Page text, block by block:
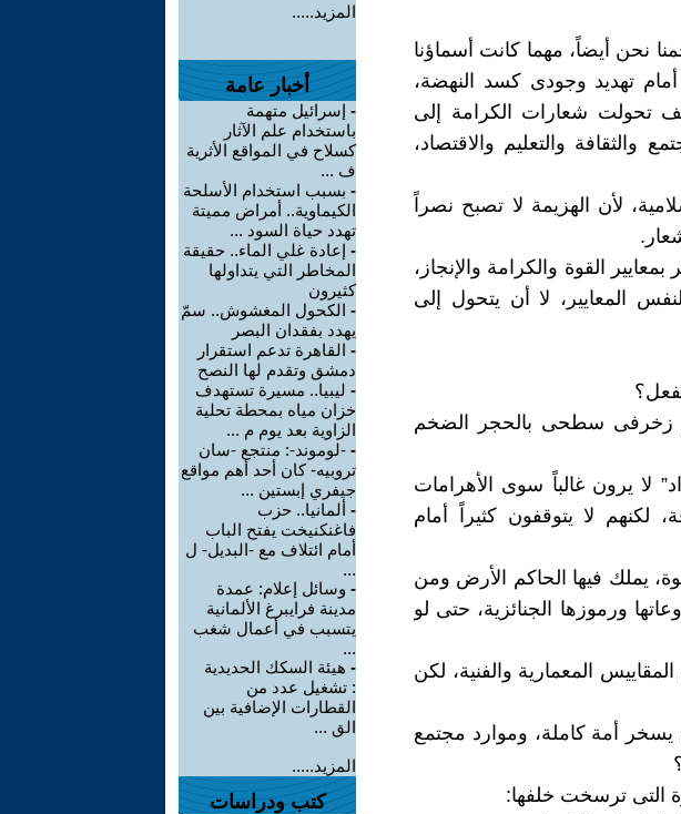
نحن أيضاً، مهما كانت أسماؤنا
أمام تهديد وجودى كسد النهضة،
تحولت شعارات الكرامة إلى
والثقافة والتعليم والاقتصاد،
لأن الهزيمة لا تصبح نصراً
القوة والكرامة والإنجاز،
المعايير، لا أن يتحول إلى
زخرفى سطحى بالحجر الضخم
لا يرون غالباً سوى الأهرامات
لكنهم لا يتوقفون كثيراً أمام
يملك فيها الحاكم الأرض ومن
ورموزها الجنائزية، حتى لو
المعمارية والفنية، لكن
أمة كاملة، وموارد مجتمع
التى ترسخت خلفها:
المزيد.....
أخبار عامة
- إسرائيل متهمة
باستخدام علم الآثار
كسلاح في المواقع الأثرية
ف ...
- بسبب استخدام الأسلحة
الكيماوية.. أمراض مميتة
تهدد حياة السود ...
- إعادة غلي الماء.. حقيقة
المخاطر التي يتداولها
كثيرون
- الكحول المغشوش.. سمّ
يهدد بفقدان البصر
- القاهرة تدعم استقرار
دمشق وتقدم لها النصح
- ليبيا.. مسيرة تستهدف
خزان مياه بمحطة تحلية
الزاوية بعد يوم م ...
- -لوموند-: منتجع -سان
تروبيه- كان أحد أهم مواقع
جيفري إبستين ...
- ألمانيا.. حزب
فاغنكنيخت يفتح الباب
أمام ائتلاف مع -البديل- ل
...
- وسائل إعلام: عمدة
مدينة فرايبرغ الألمانية
يتسبب في أعمال شغب
...
- هيئة السكك الحديدية
: تشغيل عدد من
القطارات الإضافية بين
الق ...
المزيد.....
كتب ودراسات